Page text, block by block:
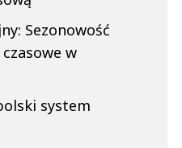
Sezonowość
w
system